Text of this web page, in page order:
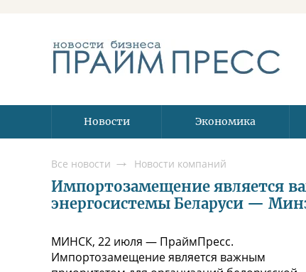
Новости Экономика
Все новости Новости компаний
Импортозамещение является
энергосистемы Беларуси —
МИНСК, 22 июля — ПраймПресс.
Импортозамещение является важным